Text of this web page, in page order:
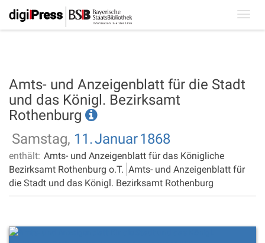
Amts- und Anzeigenblatt für die Stadt
und das Königl. Bezirksamt
Rothenburg
Samstag, 11.Januar1868
enthält: Amts- und Anzeigenblatt für das Königliche
Bezirksamt Rothenburg o.T. Amts- und Anzeigenblatt für
die Stadt und das Königl. Bezirksamt Rothenburg